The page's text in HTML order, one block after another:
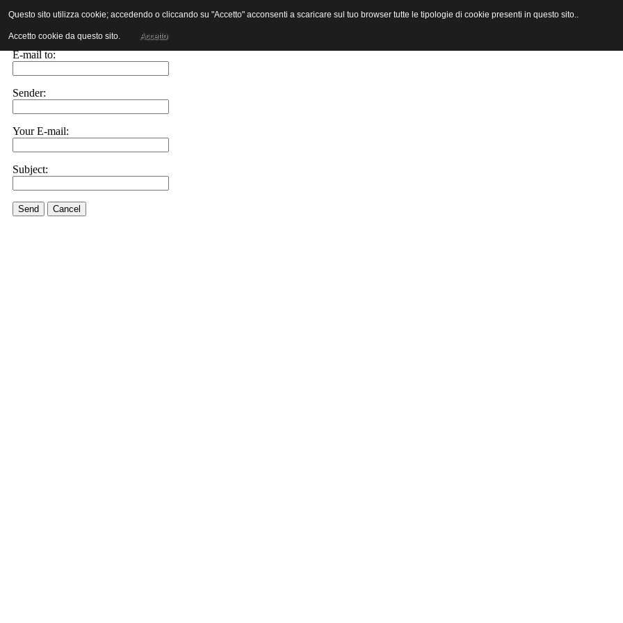
E-mail this link to a friend.
E-mail to:
Sender:
Your E-mail:
Subject:
Send Cancel
Questo sito utilizza cookie; accedendo o cliccando su "Accetto" acconsenti a scaricare sul tuo browser tutte le tipologie di cookie presenti in questo sito..
Accetto cookie da questo sito. Accetto